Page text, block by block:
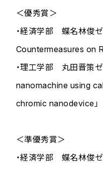
＜優秀賞＞
・経済学部 蝶名林俊
Countermeasures on
・理工学部 丸田晋策
nanomachine using
chromic nanodevice」
＜準優秀賞＞
・経済学部 蝶名林俊